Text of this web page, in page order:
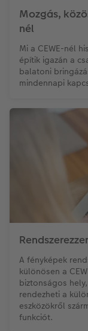
Mozgás,
nél
Mi a CEWE-nél
építik igazán a
balatoni
mindennapi
A fényképek
különösen a
biztonságos
rendezheti a
eszközökről
funkciót.